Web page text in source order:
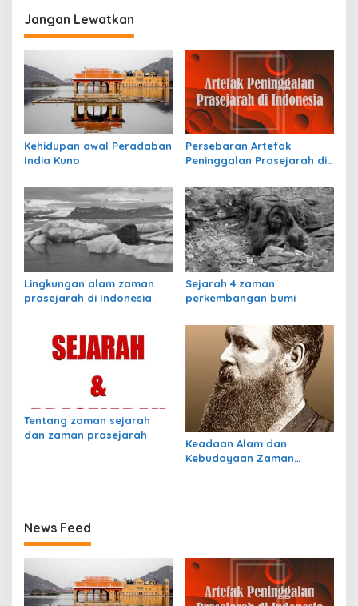
i
g
a
s
i
o
s
Jangan Lewatkan
Kehidupan awal Peradaban
India Kuno
Persebaran Artefak
Peninggalan Prasejarah di
Lingkungan alam zaman
prasejarah di Indonesia
Sejarah 4 zaman
perkembangan bumi
Tentang zaman sejarah
dan zaman prasejarah
Keadaan Alam dan
Kebudayaan Zaman
News Feed